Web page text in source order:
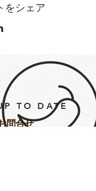
をシェア
TO DATE
問合せ